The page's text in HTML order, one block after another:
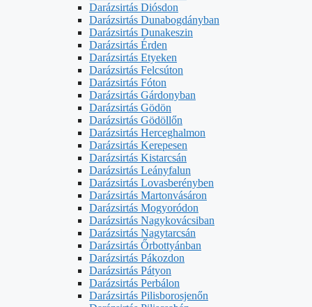
Darázsirtás Diósdon
Darázsirtás Dunabogdányban
Darázsirtás Dunakeszin
Darázsirtás Érden
Darázsirtás Etyeken
Darázsirtás Felcsúton
Darázsirtás Fóton
Darázsirtás Gárdonyban
Darázsirtás Gödön
Darázsirtás Gödöllőn
Darázsirtás Herceghalmon
Darázsirtás Kerepesen
Darázsirtás Kistarcsán
Darázsirtás Leányfalun
Darázsirtás Lovasberényben
Darázsirtás Martonvásáron
Darázsirtás Mogyoródon
Darázsirtás Nagykovácsiban
Darázsirtás Nagytarcsán
Darázsirtás Őrbottyánban
Darázsirtás Pákozdon
Darázsirtás Pátyon
Darázsirtás Perbálon
Darázsirtás Pilisborosjenőn